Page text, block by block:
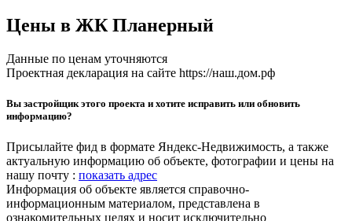
Цены в ЖК Планерный
Данные по ценам уточняются
Проектная декларация на сайте https://наш.дом.рф
Вы застройщик этого проекта и хотите исправить или обновить
информацию?
Присылайте фид в формате Яндекс-Недвижимость, а также
актуальную информацию об объекте, фотографии и цены на
нашу почту : показать адрес
Информация об объекте является справочно-
информационным материалом, представлена в
ознакомительных целях и носит исключительно